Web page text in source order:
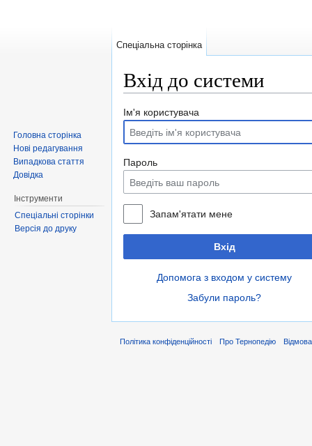
Вхід до системи
Ім'я користувача
Пароль
Запам'ятати мене
Вхід
Допомога з входом у систему
Забули пароль?
Спеціальна сторінка
Головна сторінка
Нові редагування
Випадкова стаття
Довідка
Інструменти
Спеціальні сторінки
Версія до друку
Політика конфіденційності Про Тернопедію Відмова